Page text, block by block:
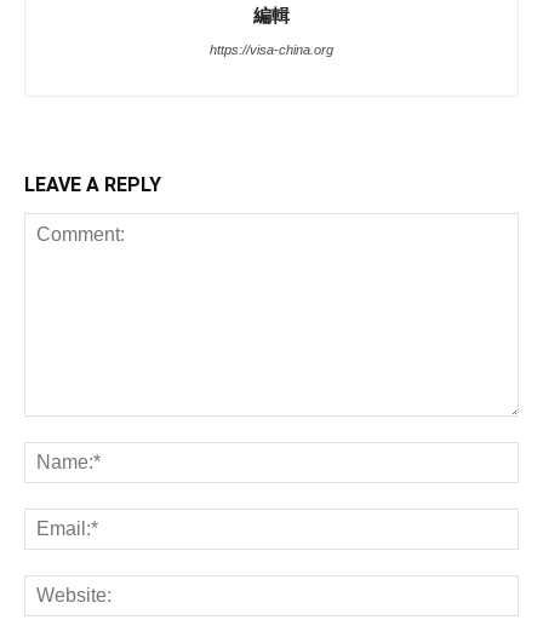
編輯
https://visa-china.org
LEAVE A REPLY